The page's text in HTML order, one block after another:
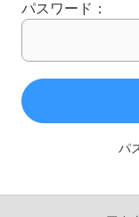
パスワード：
パ